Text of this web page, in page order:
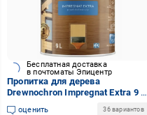
Бесплатная доставка
в почтоматы Эпицентр
Пропитка для дерева
Drewnochron Impregnat Extra 9 л
Японская вишня (2790718663)
оценить 36 вариантов